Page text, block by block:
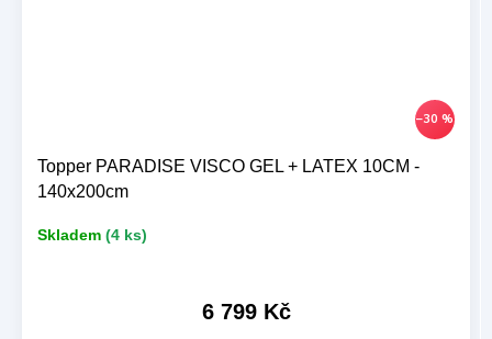
–30 %
Topper PARADISE VISCO GEL + LATEX 10CM -
140x200cm
Skladem (4 ks)
6 799 Kč